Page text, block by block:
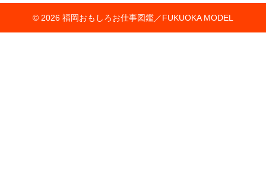
© 2026 福岡おもしろお仕事図鑑／FUKUOKA MODEL